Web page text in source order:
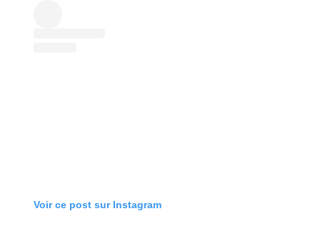
Voir ce post sur Instagram